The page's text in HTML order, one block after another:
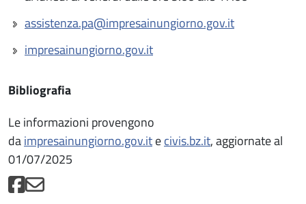
assistenza.pa@impresainungiorno.gov.it
impresainungiorno.gov.it
Bibliografia
Le informazioni provengono
daimpresainungiorno.gov.itecivis.bz.it, aggiornate al
01/07/2025